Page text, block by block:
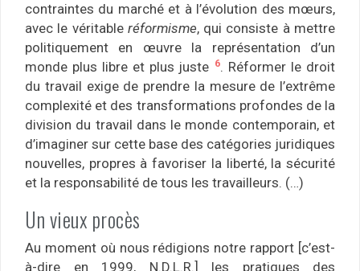
contraintes du marché et à l’évolution des mœurs,
avec le véritable réformisme, qui consiste à mettre
politiquement en œuvre la représentation d’un
monde plus libre et plus juste 6. Réformer le droit
du travail exige de prendre la mesure de l’extrême
complexité et des transformations profondes de la
division du travail dans le monde contemporain, et
d’imaginer sur cette base des catégories juridiques
nouvelles, propres à favoriser la liberté, la sécurité
et la responsabilité de tous les travailleurs. (…)
Un vieux procès
Au moment où nous rédigions notre rapport [c’est-
à-dire en 1999, N.D.L.R.] les pratiques des